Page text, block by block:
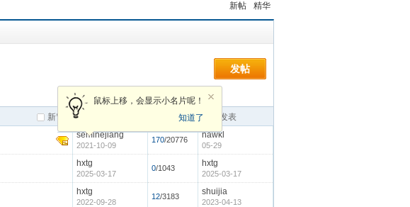
新帖 精华
发帖
新窗
鼠标上移，会显示小名片呢！
知道了
作者 最后发表
seminejiang
2021-10-09
170/20776 hawkl
05-29
hxtg
2025-03-17
0/1043 hxtg
2025-03-17
hxtg
2022-09-28
12/3183 shuijia
2023-04-13